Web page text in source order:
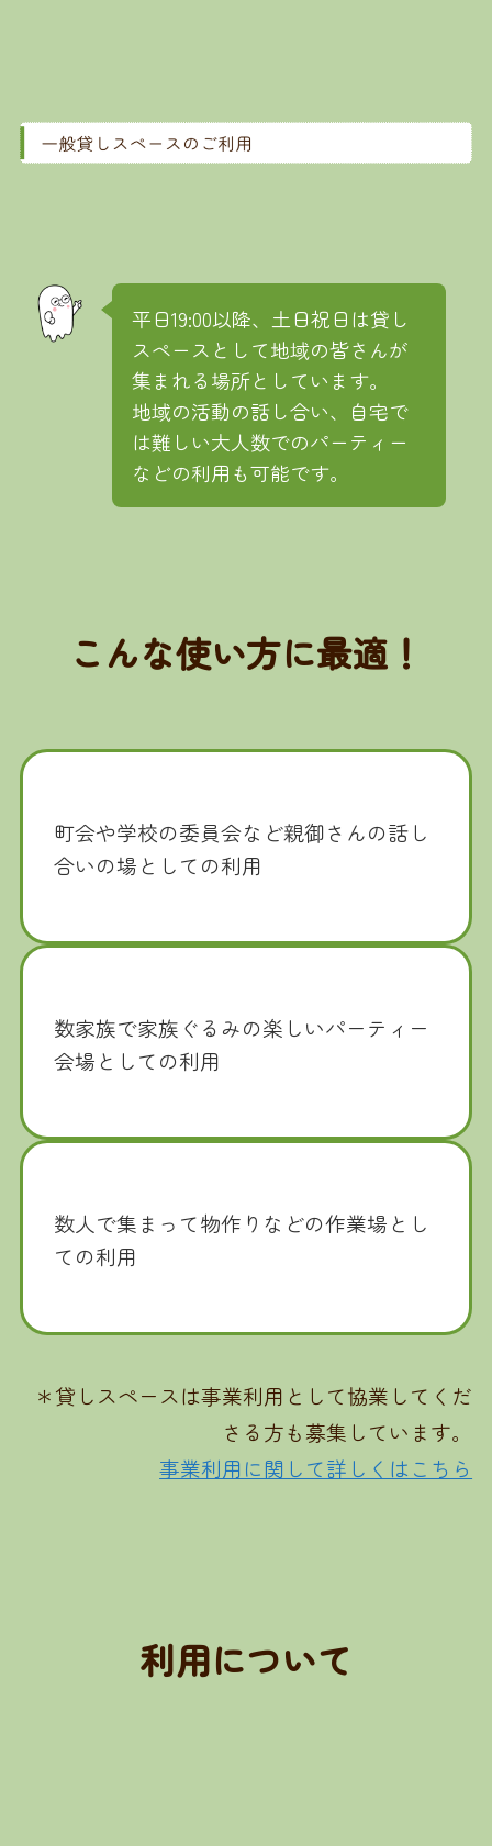
平日19:00以降、土日祝日は貸し
スペースとして地域の皆さんが
集まれる場所としています。
地域の活動の話し合い、自宅で
は難しい大人数でのパーティー
などの利用も可能です。
こんな使い方に最適！
町会や学校の委員会など親御さんの話し
合いの場としての利用
数家族で家族ぐるみの楽しいパーティー
会場としての利用
数人で集まって物作りなどの作業場とし
ての利用
＊貸しスペースは事業利用として協業してくだ
さる方も募集しています。
事業利用に関して詳しくはこちら
利用について